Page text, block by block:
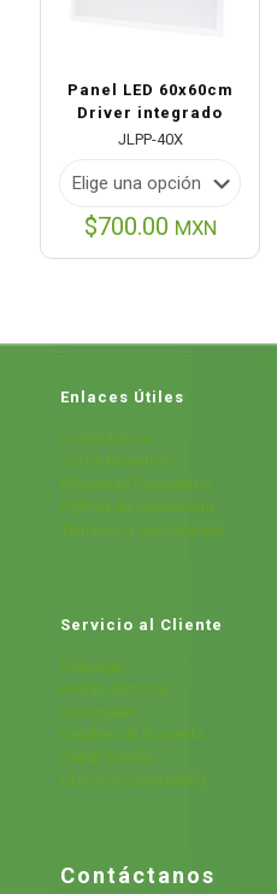
Panel LED 60x60cm
Driver integrado
JLPP-40X
$700.00 MXN
Enlaces Útiles
Contáctanos
Sobre Nosotros
Preguntas Frecuentes
Política de Devolución
Términos y condiciones
Servicio al Cliente
Cátalogo
Fichas Técnicas
Sucursales
Detalles de la cuenta
Cerrar Sesión
Olvide mi contraseña
Contáctanos